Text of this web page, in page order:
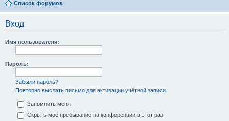
Список форумов
Вход
Имя пользователя:
Пароль:
Забыли пароль?
Повторно выслать письмо для активации учётной записи
Запомнить меня
Скрыть моё пребывание на конференции в этот раз